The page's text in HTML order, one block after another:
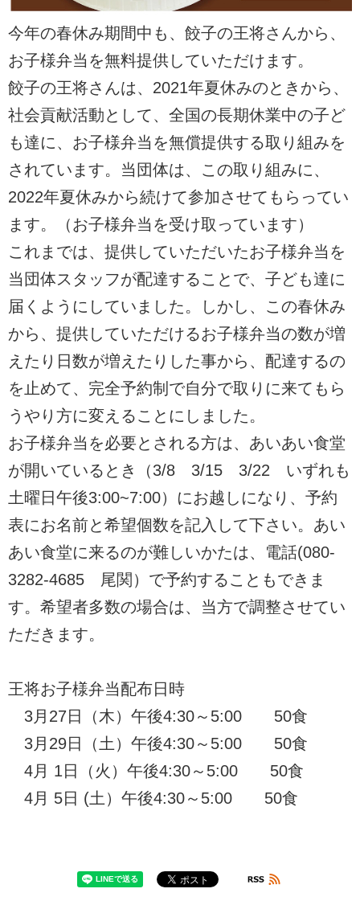
今年の春休み期間中も、餃子の王将さんから、
お子様弁当を無料提供していただけます。
餃子の王将さんは、2021年夏休みのときから、
社会貢献活動として、全国の長期休業中の子ど
も達に、お子様弁当を無償提供する取り組みを
されています。当団体は、この取り組みに、
2022年夏休みから続けて参加させてもらってい
ます。（お子様弁当を受け取っています）
これまでは、提供していただいたお子様弁当を
当団体スタッフが配達することで、子ども達に
届くようにしていました。しかし、この春休み
から、提供していただけるお子様弁当の数が増
えたり日数が増えたりした事から、配達するの
を止めて、完全予約制で自分で取りに来てもら
うやり方に変えることにしました。
お子様弁当を必要とされる方は、あいあい食堂
が開いているとき（3/8 3/15 3/22 いずれも
土曜日午後3:00~7:00）にお越しになり、予約
表にお名前と希望個数を記入して下さい。あい
あい食堂に来るのが難しいかたは、電話(080-
3282-4685 尾関）で予約することもできま
す。希望者多数の場合は、当方で調整させてい
ただきます。
王将お子様弁当配布日時
3月27日（木）午後4:30～5:00 50食
3月29日（土）午後4:30～5:00 50食
4月 1日（火）午後4:30～5:00 50食
4月 5日 (土）午後4:30～5:00 50食